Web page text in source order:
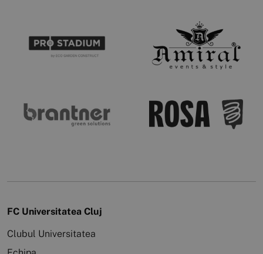
FC Universitatea Cluj
Clubul Universitatea